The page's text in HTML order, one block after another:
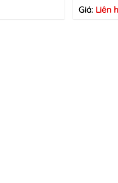
Giá: Liên